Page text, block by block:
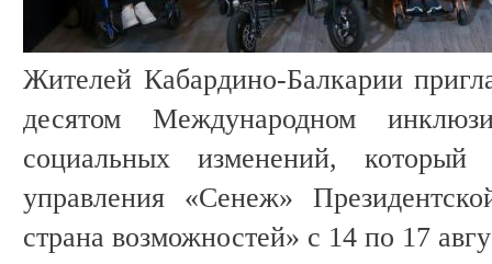
Жителей Кабардино-Балкарии
десятом Международном
социальных изменений,
управления «Сенеж»
страна возможностей» с 14 по 17